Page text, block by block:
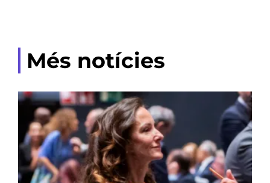
Més notícies